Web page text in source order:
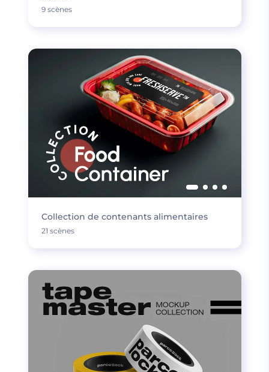
9 scènes
Collection de contenants alimentaires
21 scènes